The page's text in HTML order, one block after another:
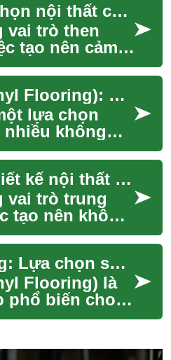
Hướng dẫn chọn nội thất cho không gian sống hiện đại
vai trò then
tạo nên cảm
năng của một
sofa, bàn ăn
Sàn vinyl (Vinyl Flooring): đặc điểm và ứng dụng trong nội thất
lựa chọn
không
mại nhờ
độ bền và đa
Nội thất và thiết kế nội thất hiện đại cho không gian sống
vai trò trung
tạo nên không
mái và hài
bàn, tới kệ
Vinyl Flooring: Lựa chọn sàn nhựa chống nước cho nội thất
Flooring) là
phổ biến cho
nội thất
dạng về kiểu